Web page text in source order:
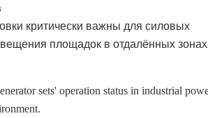
критически важны для силовых
площадок в отдалённых зонах